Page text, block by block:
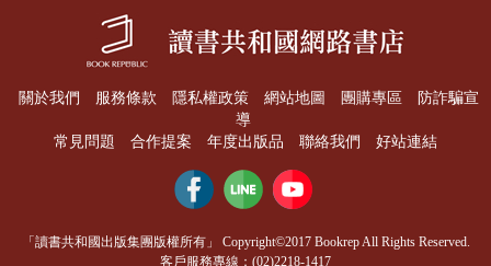
關於我們 服務條款 隱私權政策 網站地圖 團購專區
防詐騙宣
導
常見問題
合作提案 年度出版品 聯絡我們 好站連結
「讀書共和國出版集團版權所有」 Copyright©2017 Bookrep All Rights Reserved.
客戶服務專線：(02)2218-1417